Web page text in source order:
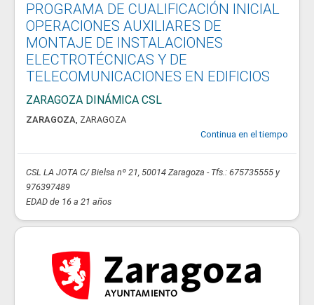
PROGRAMA DE CUALIFICACIÓN INICIAL
OPERACIONES AUXILIARES DE
MONTAJE DE INSTALACIONES
ELECTROTÉCNICAS Y DE
TELECOMUNICACIONES EN EDIFICIOS
ZARAGOZA DINÁMICA CSL
ZARAGOZA, ZARAGOZA
Continua en el tiempo
CSL LA JOTA C/ Bielsa nº 21, 50014 Zaragoza - Tfs.: 675735555 y
976397489
EDAD de 16 a 21 años